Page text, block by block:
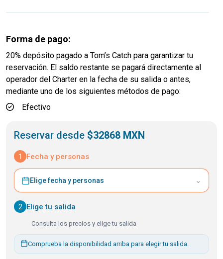
Forma de pago:
20% depósito pagado a Tom’s Catch para garantizar tu
reservación. El saldo restante se pagará directamente al
operador del Charter en la fecha de su salida o antes,
mediante uno de los siguientes métodos de pago:
Efectivo
Reservar desde $32868 MXN
1 Fecha y personas
Elige fecha y personas ⌄
2 Elige tu salida
Consulta los precios y elige tu salida
Comprueba la disponibilidad arriba para elegir tu salida.